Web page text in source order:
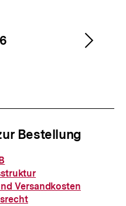
6
Bestellung
Versandkosten